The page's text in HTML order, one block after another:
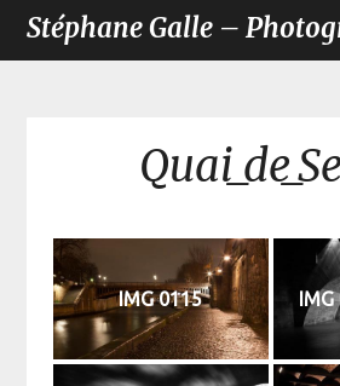
Stéphane Galle –
IMG 0115